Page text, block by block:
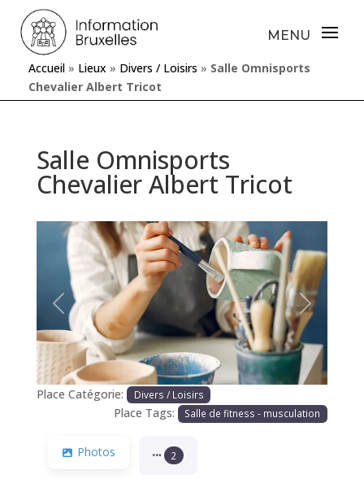
Accueil » Lieux » Divers / Loisirs » Salle Omnisports
Chevalier Albert Tricot
Salle Omnisports
Chevalier Albert Tricot
Précédente Prochaine
Place Catégorie: Divers / Loisirs
Place Tags: Salle de fitness - musculation
Photos 2